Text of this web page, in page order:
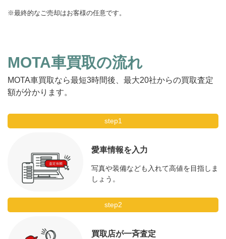
※最終的なご売却はお客様の任意です。
MOTA車買取の流れ
MOTA車買取なら最短3時間後、最大20社からの買取査定
額が分かります。
step1
愛車情報を入力
写真や装備なども入れて高値を目指しま
しょう。
step2
買取店が一斉査定